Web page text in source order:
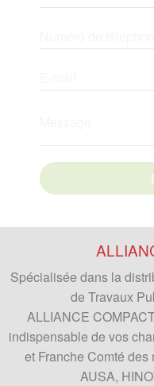
Spécialisée dans la
de Travaux
ALLIANCE
indispensable de vos
et Franche Comté
AUSA,